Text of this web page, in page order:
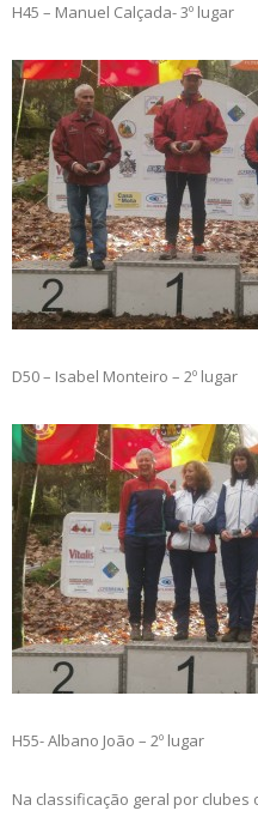
H45 – Manuel Calçada- 3º lugar
D50 – Isabel Monteiro – 2º lugar
H55- Albano João – 2º lugar
Na classificação geral por clubes